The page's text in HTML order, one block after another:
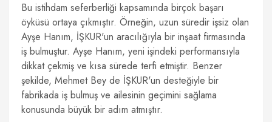
Bu istihdam seferberliği kapsamında birçok başarı
öyküsü ortaya çıkmıştır. Örneğin, uzun süredir işsiz olan
Ayşe Hanım, İŞKUR'un aracılığıyla bir inşaat firmasında
iş bulmuştur. Ayşe Hanım, yeni işindeki performansıyla
dikkat çekmiş ve kısa sürede terfi etmiştir. Benzer
şekilde, Mehmet Bey de İŞKUR'un desteğiyle bir
fabrikada iş bulmuş ve ailesinin geçimini sağlama
konusunda büyük bir adım atmıştır.